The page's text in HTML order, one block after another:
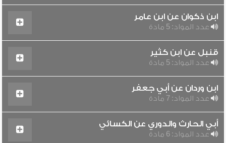
ابن ذكوان عن ابن عامر
عدد المواد: 5 مادة
قنبل عن ابن كثير
عدد المواد: 5 مادة
ابن وردان عن أبي جعفر
عدد المواد: 7 مادة
أبي الحارث والدوري عن الكسائي
عدد المواد: 6 مادة